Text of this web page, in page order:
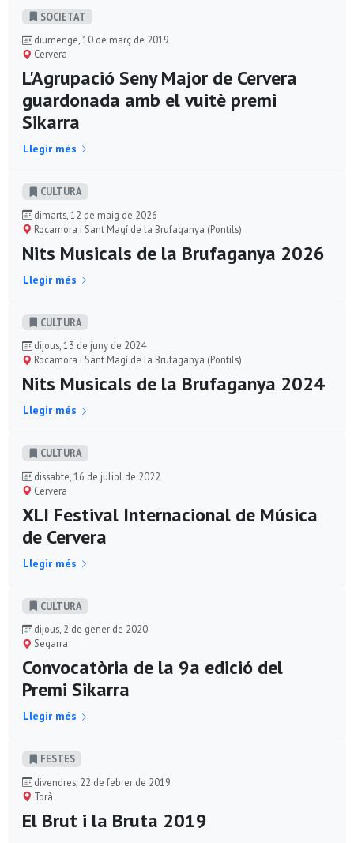
SOCIETAT
diumenge, 10 de març de 2019
Cervera
L'Agrupació Seny Major de Cervera
guardonada amb el vuitè premi
Sikarra
Llegir més
CULTURA
dimarts, 12 de maig de 2026
Rocamora i Sant Magí de la Brufaganya (Pontils)
Nits Musicals de la Brufaganya 2026
Llegir més
CULTURA
dijous, 13 de juny de 2024
Rocamora i Sant Magí de la Brufaganya (Pontils)
Nits Musicals de la Brufaganya 2024
Llegir més
CULTURA
dissabte, 16 de juliol de 2022
Cervera
XLI Festival Internacional de Música
de Cervera
Llegir més
CULTURA
dijous, 2 de gener de 2020
Segarra
Convocatòria de la 9a edició del
Premi Sikarra
Llegir més
FESTES
divendres, 22 de febrer de 2019
Torà
El Brut i la Bruta 2019